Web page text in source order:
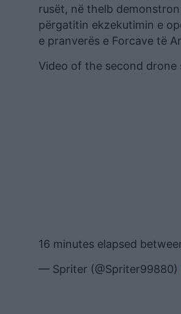
rusët, në thelb
përgatitin ekzekutimin e
e pranverës e Forcave të
Video of the second drone
16 minutes elapsed
— Spriter (@Spriter99880)